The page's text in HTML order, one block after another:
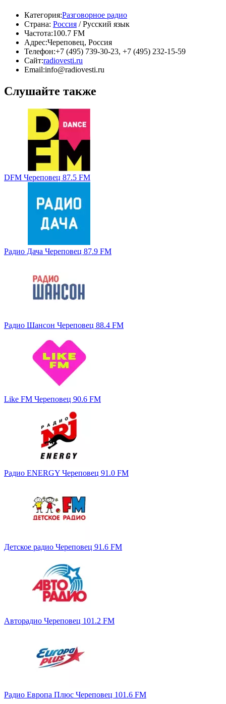
Категория:Разговорное радио
Страна: Россия / Русский язык
Частота:100.7 FM
Адрес:Череповец, Россия
Телефон:+7 (495) 739-30-23, +7 (495) 232-15-59
Сайт:radiovesti.ru
Email:info@radiovesti.ru
Слушайте также
DFM Череповец 87.5 FM
Радио Дача Череповец 87.9 FM
Радио Шансон Череповец 88.4 FM
Like FM Череповец 90.6 FM
Радио ENERGY Череповец 91.0 FM
Детское радио Череповец 91.6 FM
Авторадио Череповец 101.2 FM
Радио Европа Плюс Череповец 101.6 FM